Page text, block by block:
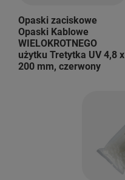
Opaski zaciskowe
Opaski Kablowe
WIELOKROTNEGO
użytku Tretytka UV 4,8 x
200 mm, czerwony